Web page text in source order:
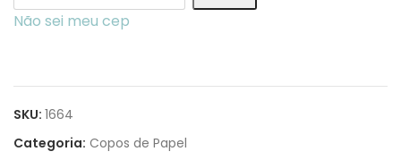
Não sei meu cep
SKU: 1664
Categoria: Copos de Papel